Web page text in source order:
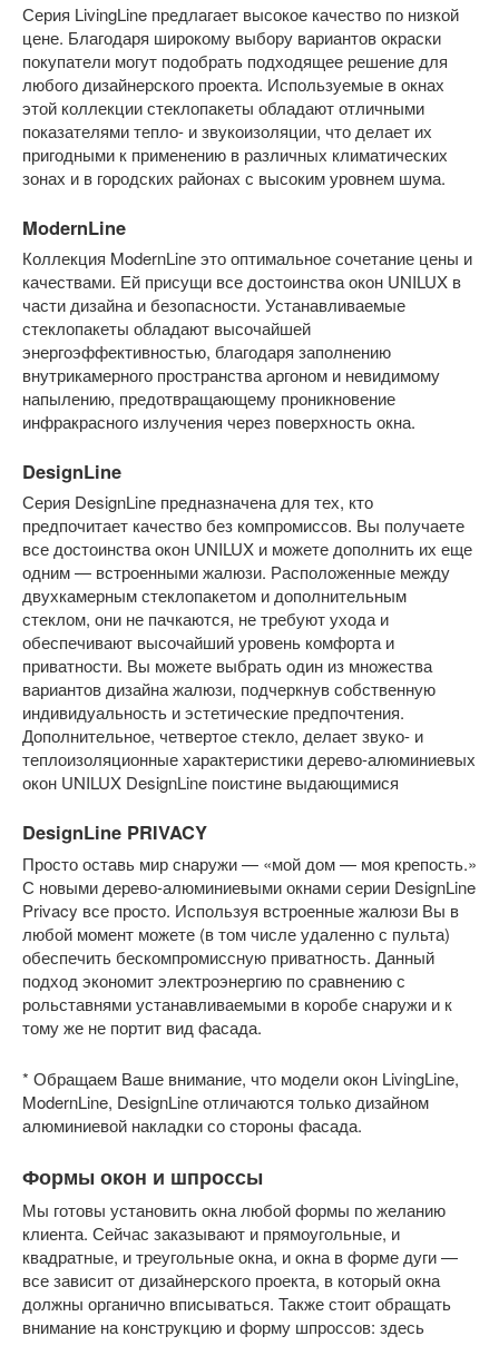
Серия LivingLine предлагает высокое качество по низкой
цене. Благодаря широкому выбору вариантов окраски
покупатели могут подобрать подходящее решение для
любого дизайнерского проекта. Используемые в окнах
этой коллекции стеклопакеты обладают отличными
показателями тепло- и звукоизоляции, что делает их
пригодными к применению в различных климатических
зонах и в городских районах с высоким уровнем шума.
ModernLine
Коллекция ModernLine это оптимальное сочетание цены и
качествами. Ей присущи все достоинства окон UNILUX в
части дизайна и безопасности. Устанавливаемые
стеклопакеты обладают высочайшей
энергоэффективностью, благодаря заполнению
внутрикамерного пространства аргоном и невидимому
напылению, предотвращающему проникновение
инфракрасного излучения через поверхность окна.
DesignLine
Серия DesignLine предназначена для тех, кто
предпочитает качество без компромиссов. Вы получаете
все достоинства окон UNILUX и можете дополнить их еще
одним — встроенными жалюзи. Расположенные между
двухкамерным стеклопакетом и дополнительным
стеклом, они не пачкаются, не требуют ухода и
обеспечивают высочайший уровень комфорта и
приватности. Вы можете выбрать один из множества
вариантов дизайна жалюзи, подчеркнув собственную
индивидуальность и эстетические предпочтения.
Дополнительное, четвертое стекло, делает звуко- и
теплоизоляционные характеристики дерево-алюминиевых
окон UNILUX DesignLine поистине выдающимися
DesignLine PRIVACY
Просто оставь мир снаружи — «мой дом — моя крепость.»
С новыми дерево-алюминиевыми окнами серии DesignLine
Privacy все просто. Используя встроенные жалюзи Вы в
любой момент можете (в том числе удаленно с пульта)
обеспечить бескомпромиссную приватность. Данный
подход экономит электроэнергию по сравнению с
рольставнями устанавливаемыми в коробе снаружи и к
тому же не портит вид фасада.
* Обращаем Ваше внимание, что модели окон LivingLine,
ModernLine, DesignLine отличаются только дизайном
алюминиевой накладки со стороны фасада.
Формы окон и шпроссы
Мы готовы установить окна любой формы по желанию
клиента. Сейчас заказывают и прямоугольные, и
квадратные, и треугольные окна, и окна в форме дуги —
все зависит от дизайнерского проекта, в который окна
должны органично вписываться. Также стоит обращать
внимание на конструкцию и форму шпроссов: здесь